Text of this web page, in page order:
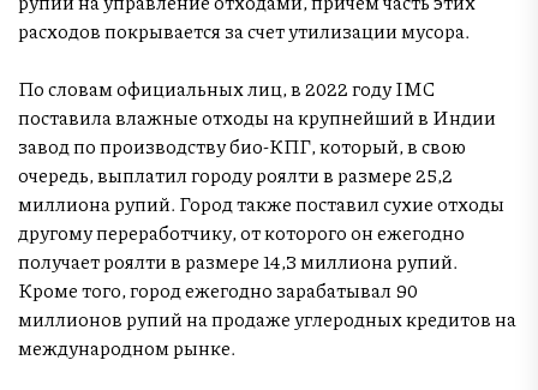
расходов покрывается за счет утилизации мусора.
По словам официальных лиц, в 2022 году IMC
поставила влажные отходы на крупнейший в Индии
завод по производству био-КПГ, который, в свою
очередь, выплатил городу роялти в размере 25,2
миллиона рупий. Город также поставил сухие отходы
другому переработчику, от которого он ежегодно
получает роялти в размере 14,3 миллиона рупий.
Кроме того, город ежегодно зарабатывал 90
миллионов рупий на продаже углеродных кредитов на
международном рынке.